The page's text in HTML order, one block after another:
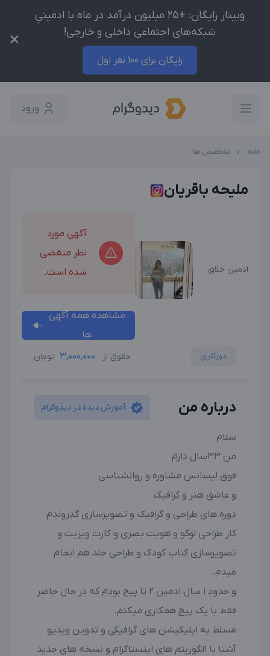
وبینار رایگان: +25 میلیون درآمد در ماه با ادمینیِ
شبکه‌های اجتماعی داخلی و خارجی!
رایگان برای 100 نفر اول
×
ورود
خانه متخصص ها
ملیحه باقریان
ادمین خلاق
آگهی مورد
نظر منقضی
شده است.
مشاهده همه آگهی
ها
دورکاری حقوق از 3,000,000 تومان
درباره من آموزش دیده در دیدوگرام
سلام
من ۳۳سال دارم
فوق لیسانس مشاوره و‌ روانشناسی
و عاشق هنر و‌ گرافیک
دوره های طراحی و گرافیک و تصویرسازی گذروندم
کار طراحی لوگو و هویت بصری و کارت ویزیت و
تصویرسازی کتاب کودک و طراحی جلد هم انجام
میدم.
و حدود ۱ سال ادمین ۲ تا پیج بودم که در حال حاضر
فقط با یک پیج همکاری میکنم.
مسلط به اپلیکیشن های گرافیکی و تدوین ویدیو
آشنا با الگوریتم های اینستاگرام و نسخه های جدید